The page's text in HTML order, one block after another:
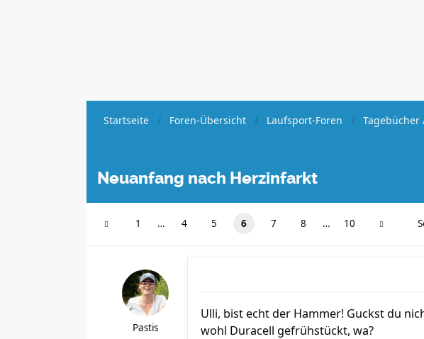
Startseite Foren-Übersicht Laufsport-Foren Tagebücher
Neuanfang nach Herzinfarkt
1 … 4 5 6 7 8 … 10
Pastis
Ulli, bist echt der Hammer! Guckst du
wohl Duracell gefrühstückt, wa?